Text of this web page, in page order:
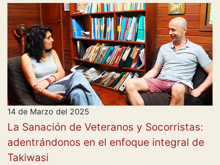
14 de Marzo del 2025
La Sanación de Veteranos y Socorristas:
adentrándonos en el enfoque integral de
Takiwasi